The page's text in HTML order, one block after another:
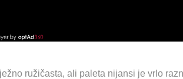
ružičasta, ali paleta nijansi je vrlo